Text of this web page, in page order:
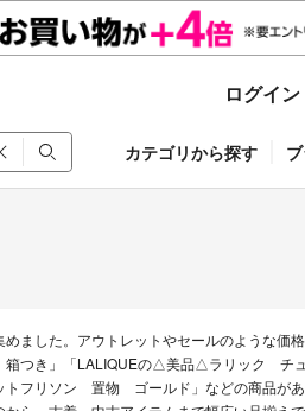
ログイン
カテゴリから探す
ました。アウトレットやセールのような価
つき」「LALIQUEの△美品△ラリック チ
リソン 置物 ゴールド」などの商品があ